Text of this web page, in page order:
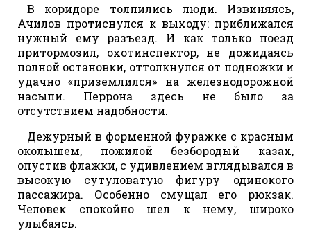
В коридоре толпились люди. Извиняясь,
Ачилов протиснулся к выходу: приближался
нужный ему разъезд. И как только поезд
притормозил, охотинспектор, не дожидаясь
полной остановки, оттолкнулся от подножки и
удачно «приземлился» на железнодорожной
насыпи. Перрона здесь не было за
отсутствием надобности.
Дежурный в форменной фуражке с красным
околышем, пожилой безбородый казах,
опустив флажки, с удивлением вглядывался в
высокую сутуловатую фигуру одинокого
пассажира. Особенно смущал его рюкзак.
Человек спокойно шел к нему, широко
улыбаясь.